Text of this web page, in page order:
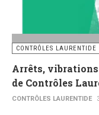
CONTRÔLES LAURENTIDE
Arrêts,
de Contrôles
CONTRÔLES LAURENTIDE